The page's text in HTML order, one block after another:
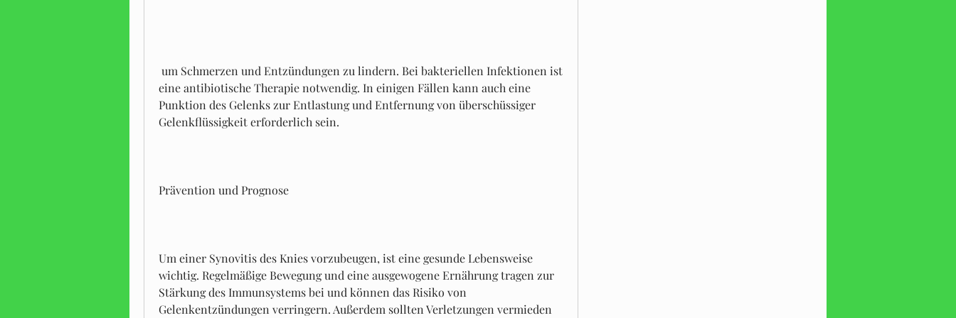
eine antibiotische Therapie notwendig. In einigen Fällen kann auch eine
Punktion des Gelenks zur Entlastung und Entfernung von überschüssiger
Gelenkflüssigkeit erforderlich sein.
Prävention und Prognose
Um einer Synovitis des Knies vorzubeugen, ist eine gesunde Lebensweise
wichtig. Regelmäßige Bewegung und eine ausgewogene Ernährung tragen zur
Stärkung des Immunsystems bei und können das Risiko von
Gelenkentzündungen verringern. Außerdem sollten Verletzungen vermieden